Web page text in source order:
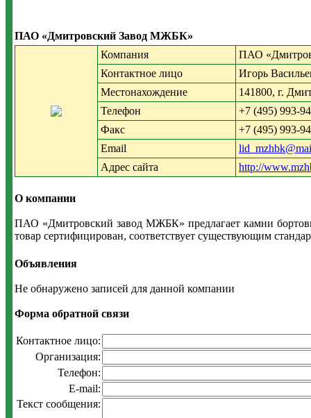
ПАО «Дмитровский Завод МЖБК»
Компания
ПАО
Контактное лицо
Игорь
Местонахождение
141800, г.
Телефон
+7 (495) 993-
Факс
+7 (495) 993-
Email
Адрес сайта
http://
О компании
ПАО «Дмитровский завод МЖБК» предлагает камни
товар сертифицирован, соответствует существующим
Объявления
Не обнаружено записей для данной компании
Форма обратной связи
Контактное лицо:
Организация:
Телефон:
E-mail:
Текст сообщения: